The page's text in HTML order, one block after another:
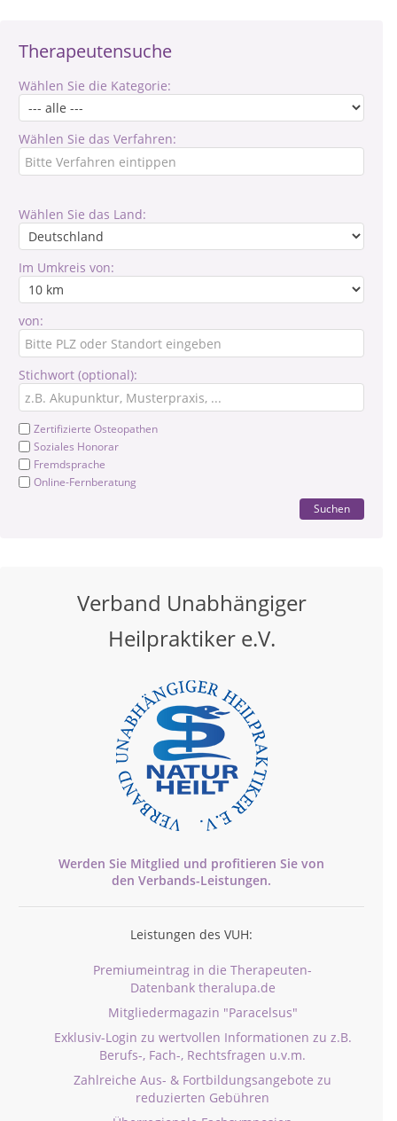
Therapeutensuche
Wählen Sie die Kategorie:
Wählen Sie das Verfahren:
Wählen Sie das Land:
Im Umkreis von:
von:
Stichwort (optional):
Zertifizierte Osteopathen
Soziales Honorar
Fremdsprache
Online-Fernberatung
Suchen
Verband Unabhängiger
Heilpraktiker e.V.
Werden Sie Mitglied und profitieren Sie von
den Verbands-Leistungen.
Leistungen des VUH:
Premiumeintrag in die Therapeuten-
Datenbank theralupa.de
Mitgliedermagazin "Paracelsus"
Exklusiv-Login zu wertvollen Informationen zu z.B.
Berufs-, Fach-, Rechtsfragen u.v.m.
Zahlreiche Aus- & Fortbildungsangebote zu
reduzierten Gebühren